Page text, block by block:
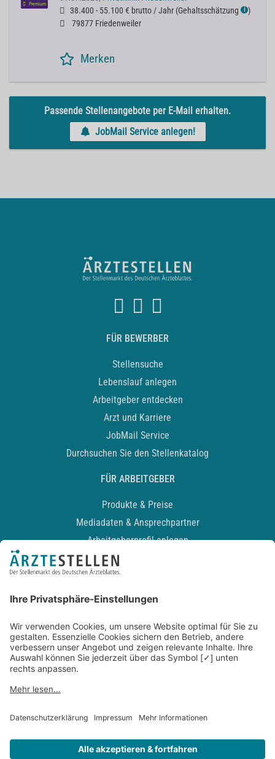
Premium
38.400 - 55.100 € brutto / Jahr (Gehaltsschätzung ℹ )
79877 Friedenweiler
Merken
Passende Stellenangebote per E-Mail erhalten.
JobMail Service anlegen!
FÜR BEWERBER
Stellensuche
Lebenslauf anlegen
Arbeitgeber entdecken
Arzt und Karriere
JobMail Service
Durchsuchen Sie den Stellenkatalog
FÜR ARBEITGEBER
Produkte & Preise
Mediadaten & Ansprechpartner
Arbeitgeberprofil anlegen
Recruiting-Podcast
Kontakt
Datenschutz
Newsletter